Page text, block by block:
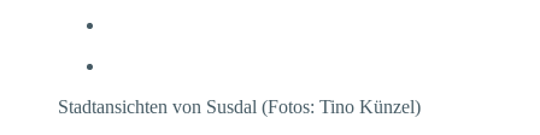
Stadtansichten von Susdal (Fotos: Tino Künzel)